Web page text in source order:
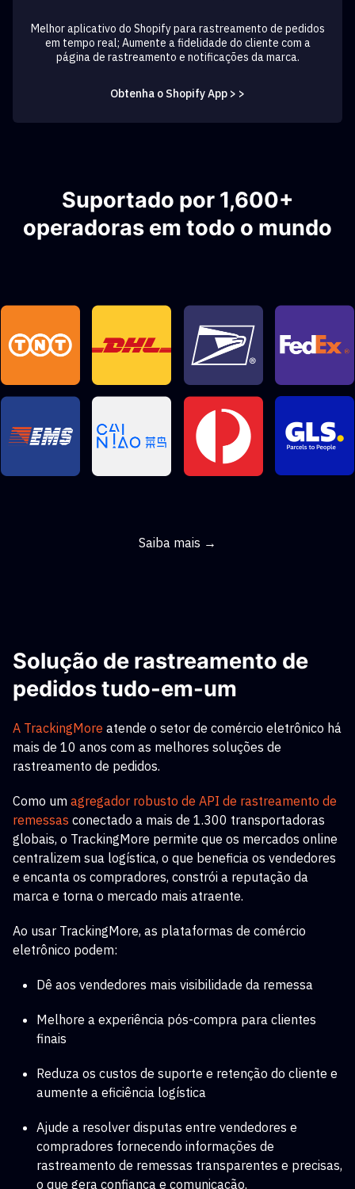
Melhor aplicativo do Shopify para rastreamento de pedidos
em tempo real; Aumente a fidelidade do cliente com a
página de rastreamento e notificações da marca.
Obtenha o Shopify App > >
Suportado por 1,600+
operadoras em todo o mundo
Saiba mais →
Solução de rastreamento de
pedidos tudo-em-um
A TrackingMore atende o setor de comércio eletrônico há
mais de 10 anos com as melhores soluções de
rastreamento de pedidos.
Como um agregador robusto de API de rastreamento de
remessas conectado a mais de 1.300 transportadoras
globais, o TrackingMore permite que os mercados online
centralizem sua logística, o que beneficia os vendedores
e encanta os compradores, constrói a reputação da
marca e torna o mercado mais atraente.
Ao usar TrackingMore, as plataformas de comércio
eletrônico podem:
Dê aos vendedores mais visibilidade da remessa
Melhore a experiência pós-compra para clientes
finais
Reduza os custos de suporte e retenção do cliente e
aumente a eficiência logística
Ajude a resolver disputas entre vendedores e
compradores fornecendo informações de
rastreamento de remessas transparentes e precisas,
o que gera confiança e comunicação.